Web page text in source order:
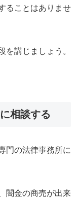
ることはありませ
を講じましょう。
相談する
門の法律事務所に
闇金の商売が出来